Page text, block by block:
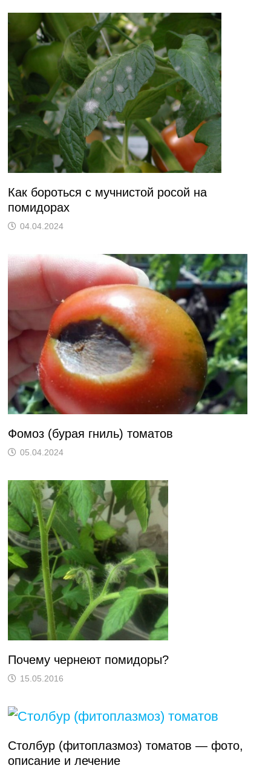
Как бороться с мучнистой росой на
помидорах
04.04.2024
Фомоз (бурая гниль) томатов
05.04.2024
Почему чернеют помидоры?
15.05.2016
Столбур (фитоплазмоз) томатов — фото,
описание и лечение